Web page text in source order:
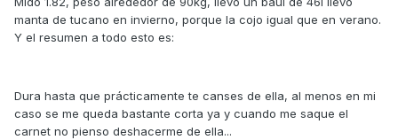
manta de tucano en invierno, porque la cojo igual que en verano.
Y el resumen a todo esto es:
Dura hasta que prácticamente te canses de ella, al menos en mi
caso se me queda bastante corta ya y cuando me saque el
carnet no pienso deshacerme de ella...